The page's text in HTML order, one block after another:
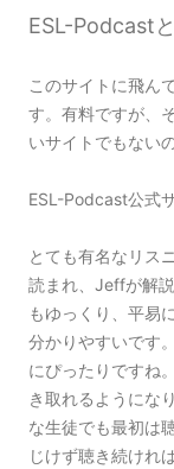
ESL-Podcast
このサイトに飛ん
す。有料ですが、
いサイトでもない
ESL-Podcast公式
とても有名なリス
読まれ、Jeffが解
もゆっくり、平易
分かりやすいです
にぴったりですね
き取れるようにな
な生徒でも最初は
じけず聴き続けれ